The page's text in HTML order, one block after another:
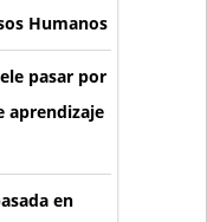
Humanos
pasar por
aprendizaje
en